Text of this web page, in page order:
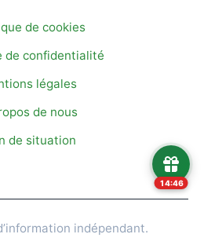
de cookies
de confidentialité
légales
de nous
de situation
indépendant.
14:45